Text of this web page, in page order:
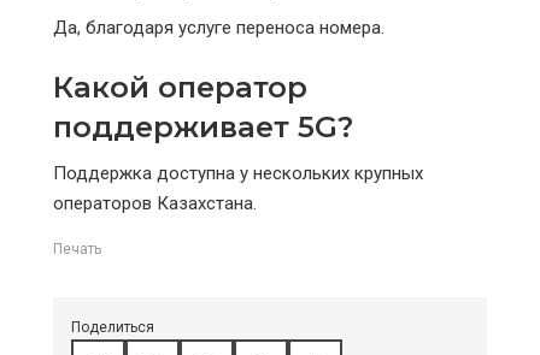
Да, благодаря услуге переноса номера.
Какой оператор
поддерживает 5G?
Поддержка доступна у нескольких крупных
операторов Казахстана.
Печать
Поделиться